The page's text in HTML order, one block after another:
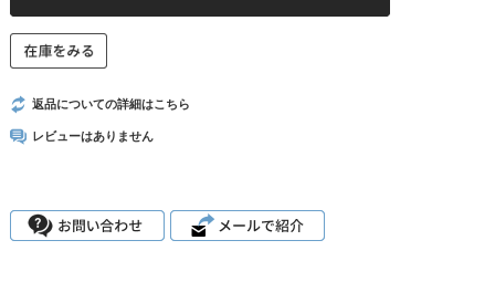
返品についての詳細はこちら
レビューはありません